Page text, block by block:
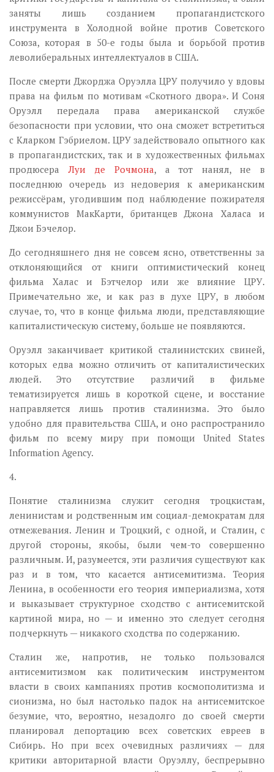
заняты лишь созданием пропагандистского
инструмента в Холодной войне против Советского
Союза, которая в 50-е годы была и борьбой против
леволиберальных интеллектуалов в США.
После смерти Джорджа Оруэлла ЦРУ получило у вдовы
права на фильм по мотивам «Скотного двора». И Соня
Оруэлл передала права американской службе
безопасности при условии, что она сможет встретиться
с Кларком Гэбриелом. ЦРУ задействовало опытного как
в пропагандистских, так и в художественных фильмах
продюсераЛуи де Рочмона, а тот нанял, не в
последнюю очередь из недоверия к американским
режиссёрам, угодившим под наблюдение пожирателя
коммунистов МакКарти, британцев Джона Халаса и
Джои Бэчелор.
До сегодняшнего дня не совсем ясно, ответственны за
отклоняющийся от книги оптимистический конец
фильма Халас и Бэтчелор или же влияние ЦРУ.
Примечательно же, и как раз в духе ЦРУ, в любом
случае, то, что в конце фильма люди, представляющие
капиталистическую систему, больше не появляются.
Оруэлл заканчивает критикой сталинистских свиней,
которых едва можно отличить от капиталистических
людей. Это отсутствие различий в фильме
тематизируется лишь в короткой сцене, и восстание
направляется лишь против сталинизма. Это было
удобно для правительства США, и оно распространило
фильм по всему миру при помощи United States
Information Agency.
4.
Понятие сталинизма служит сегодня троцкистам,
ленинистам и родственным им социал-демократам для
отмежевания. Ленин и Троцкий, с одной, и Сталин, с
другой стороны, якобы, были чем-то совершенно
различным. И, разумеется, эти различия существуют как
раз и в том, что касается антисемитизма. Теория
Ленина, в особенности его теория империализма, хотя
и выказывает структурное сходство с антисемитской
картиной мира, но — и именно это следует сегодня
подчеркнуть — никакого сходства по содержанию.
Сталин же, напротив, не только пользовался
антисемитизмом как политическим инструментом
власти в своих кампаниях против космополитизма и
сионизма, но был настолько падок на антисемитское
безумие, что, вероятно, незадолго до своей смерти
планировал депортацию всех советских евреев в
Сибирь. Но при всех очевидных различиях — для
критики авторитарной власти Оруэллу, беспрерывно